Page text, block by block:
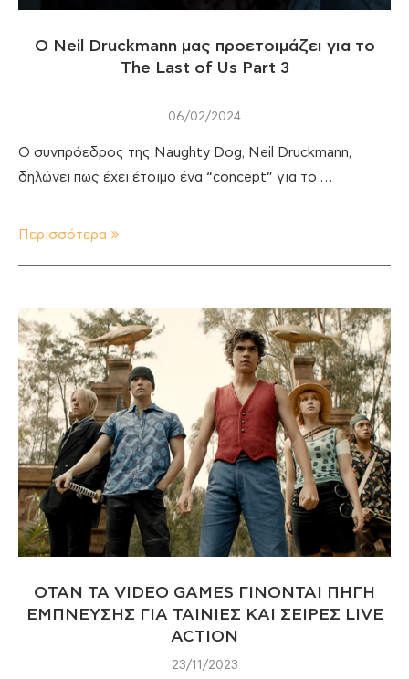
Ο Neil Druckmann μας προετοιμάζει για το
The Last of Us Part 3
06/02/2024
Ο συνπρόεδρος της Naughty Dog, Neil Druckmann,
δηλώνει πως έχει έτοιμο ένα “concept” για το …
Περισσότερα
ΟΤΑΝ ΤΑ VIDEO GAMES ΓΙΝΟΝΤΑΙ ΠΗΓΗ
ΕΜΠΝΕΥΣΗΣ ΓΙΑ ΤΑΙΝΙΕΣ ΚΑΙ ΣΕΙΡΕΣ LIVE
ACTION
23/11/2023